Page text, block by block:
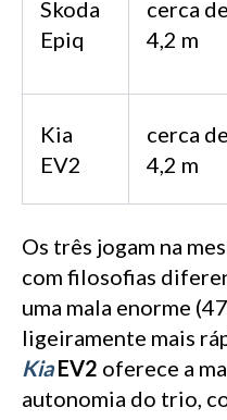
Skoda
Epiq
cerca de
4,2 m
Kia
EV2
cerca de
4,2 m
Os três jogam na
com filosofias
uma mala enorme
ligeiramente mais
KiaEV2 oferece a
autonomia do trio,